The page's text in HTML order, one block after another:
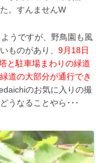
。すんませんW
うですが、野鳥園も風
ものがあり、 9月18日
と駐車場まわりの緑道
道の大部分が通行でき
のお気に入りの撮
うなることやら･･･